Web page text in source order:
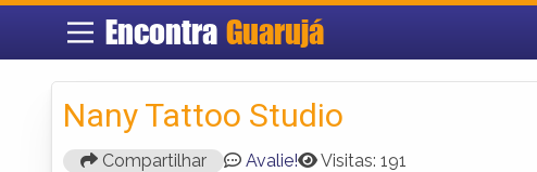
EncontraGuarujá
Nany Tattoo Studio
Compartilhar Avalie! Visitas: 191